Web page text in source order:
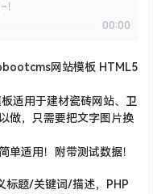
00:00
网站模板 HTML5
板适用于建材瓷砖网站、卫
做，只需要把文字图片换
单适用！附带测试数据！
标题/关键词/描述，PHP